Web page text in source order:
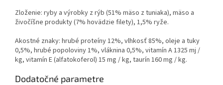
Zloženie: ryby a výrobky z rýb (51% mäso z tuniaka), mäso a
živočíšne produkty (7% hovädzie filety), 1,5% ryže.
Akostné znaky: hrubé proteíny 12%, vlhkosť 85%, oleje a tuky
0,5%, hrubé popoloviny 1%, vláknina 0,5%, vitamín A 1325 mj /
kg, vitamín E (alfatokoferol) 15 mg / kg, taurín 160 mg / kg.
Dodatočné parametre